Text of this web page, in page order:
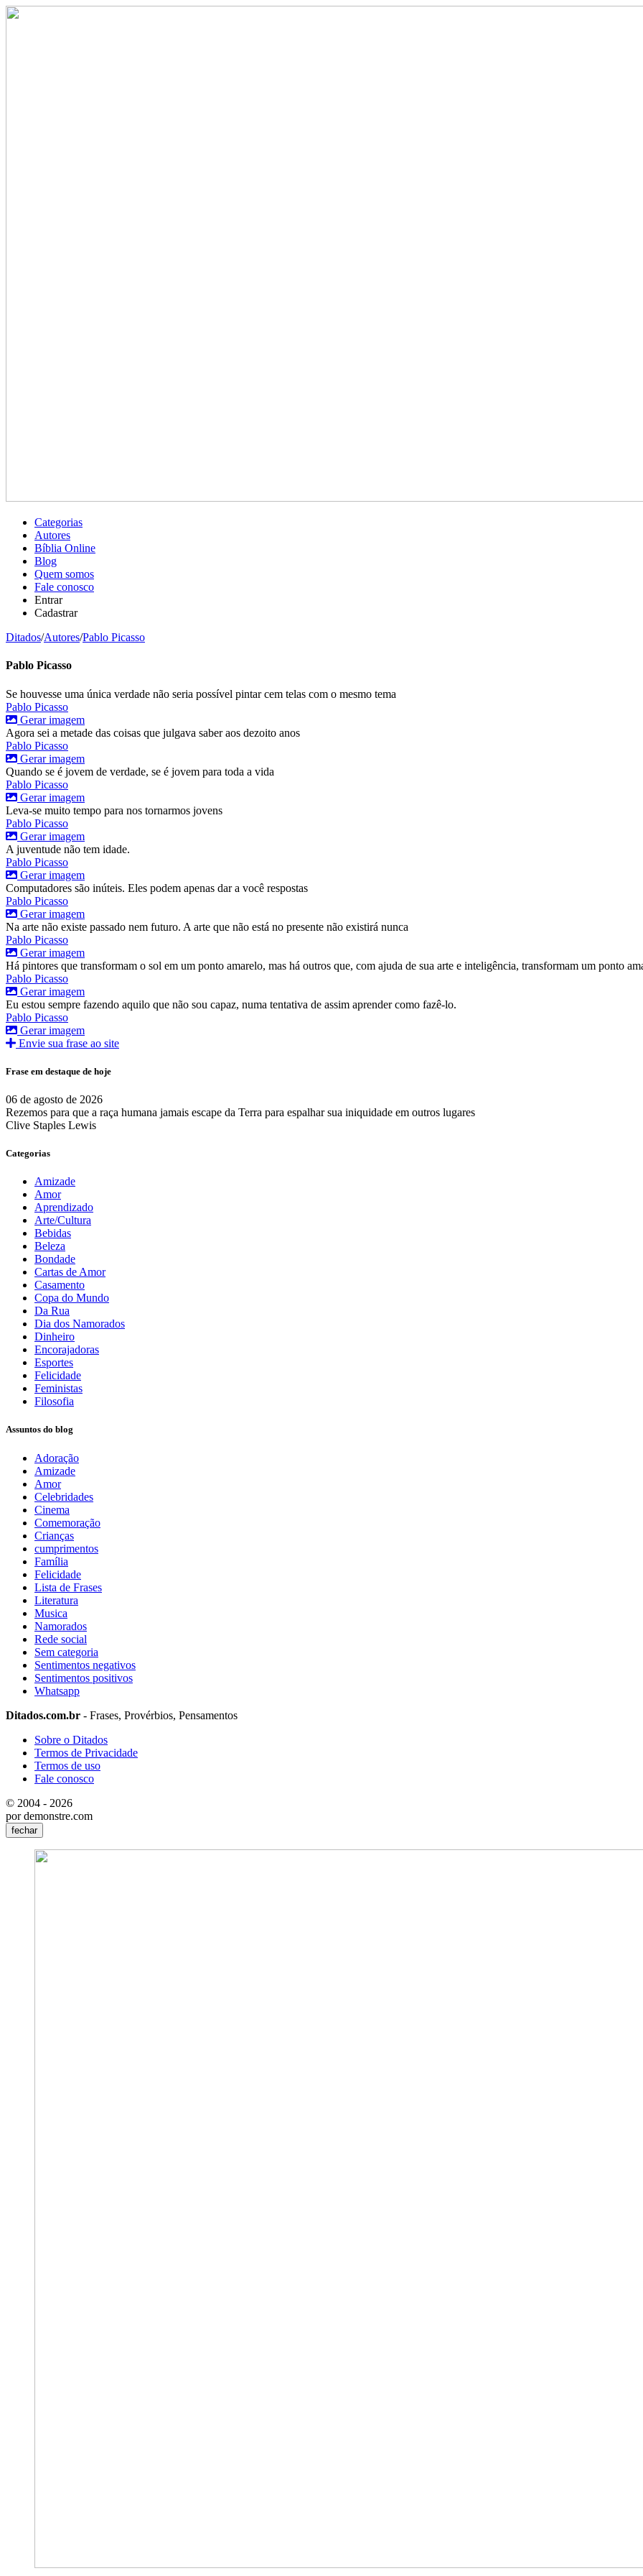
Categorias
Autores
Bíblia Online
Blog
Quem somos
Fale conosco
Entrar
Cadastrar
Ditados/Autores/Pablo Picasso
Pablo Picasso
Se houvesse uma única verdade não seria possível pintar cem telas com o mesmo tema
Pablo Picasso
Gerar imagem
Agora sei a metade das coisas que julgava saber aos dezoito anos
Pablo Picasso
Gerar imagem
Quando se é jovem de verdade, se é jovem para toda a vida
Pablo Picasso
Gerar imagem
Leva-se muito tempo para nos tornarmos jovens
Pablo Picasso
Gerar imagem
A juventude não tem idade.
Pablo Picasso
Gerar imagem
Computadores são inúteis. Eles podem apenas dar a você respostas
Pablo Picasso
Gerar imagem
Na arte não existe passado nem futuro. A arte que não está no presente não existirá nunca
Pablo Picasso
Gerar imagem
Há pintores que transformam o sol em um ponto amarelo, mas há outros que, com ajuda de sua arte e inteligência, transformam um ponto
Pablo Picasso
Gerar imagem
Eu estou sempre fazendo aquilo que não sou capaz, numa tentativa de assim aprender como fazê-lo.
Pablo Picasso
Gerar imagem
Envie sua frase ao site
Frase em destaque de hoje
06 de agosto de 2026
Rezemos para que a raça humana jamais escape da Terra para espalhar sua iniquidade em outros lugares
Clive Staples Lewis
Categorias
Amizade
Amor
Aprendizado
Arte/Cultura
Bebidas
Beleza
Bondade
Cartas de Amor
Casamento
Copa do Mundo
Da Rua
Dia dos Namorados
Dinheiro
Encorajadoras
Esportes
Felicidade
Feministas
Filosofia
Assuntos do blog
Adoração
Amizade
Amor
Celebridades
Cinema
Comemoração
Crianças
cumprimentos
Família
Felicidade
Lista de Frases
Literatura
Musica
Namorados
Rede social
Sem categoria
Sentimentos negativos
Sentimentos positivos
Whatsapp
Ditados.com.br - Frases, Provérbios, Pensamentos
Sobre o Ditados
Termos de Privacidade
Termos de uso
Fale conosco
© 2004 - 2026
por demonstre.com
fechar